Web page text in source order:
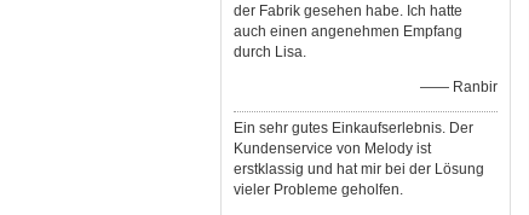
der Fabrik gesehen habe. Ich hatte
auch einen angenehmen Empfang
durch Lisa.
—— Ranbir
Ein sehr gutes Einkaufserlebnis. Der
Kundenservice von Melody ist
erstklassig und hat mir bei der Lösung
vieler Probleme geholfen.